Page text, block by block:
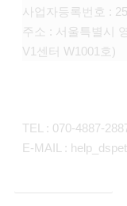
사업자등록번호 :
주소 : 서울특별시
V1센터 W1001호)
TEL : 070-4887-
E-MAIL :